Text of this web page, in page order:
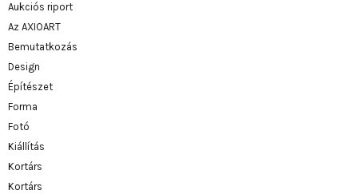
Aukciós riport
Az AXIOART
Bemutatkozás
Design
Építészet
Forma
Fotó
Kiállítás
Kortárs
Kortárs